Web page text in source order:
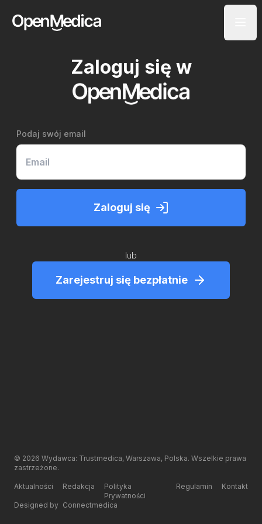
Zaloguj się w
Podaj swój email
Zaloguj się
lub
Zarejestruj się bezpłatnie
© 2026 Wydawca: Trustmedica, Warszawa, Polska. Wszelkie prawa
zastrzeżone.
Aktualności Redakcja
Polityka
Prywatności
Regulamin Kontakt
Designed by Connectmedica